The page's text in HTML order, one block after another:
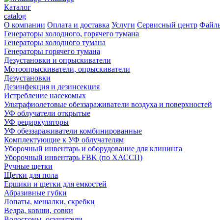
Каталог
catalog
О компании Оплата и доставка Услуги Сервисный центр
Генераторы холодного, горячего тумана
Генераторы холодного тумана
Генераторы горячего тумана
Дезустановки и опрыскиватели
Мотоопрыскиватели, опрыскиватели
Дезустановки
Дезинфекция и дезинсекция
Истребление насекомых
Ультрафиолетовые обеззараживатели воздуха и поверхностей
УФ облучатели открытые
УФ рециркуляторы
УФ обеззараживатели комбинированные
Комплектующие к УФ облучателям
Уборочный инвентарь и оборудование для клининга
Уборочный инвентарь FBK (по ХАССП)
Ручные щетки
Щетки для пола
Ершики и щетки для емкостей
Абразивные губки
Лопаты, мешалки, скребки
Ведра, ковши, совки